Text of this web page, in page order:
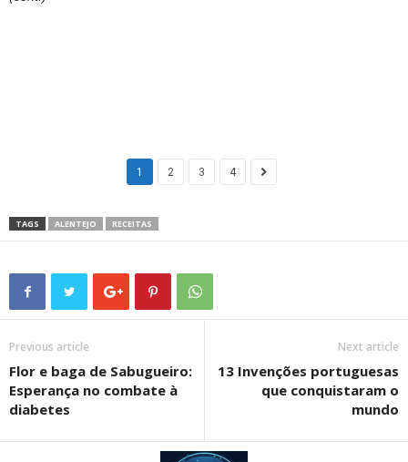
1 2 3 4
TAGS ALENTEJO RECEITAS
Previous article
Flor e baga de Sabugueiro:
Esperança no combate à
diabetes
Next article
13 Invenções portuguesas
que conquistaram o
mundo